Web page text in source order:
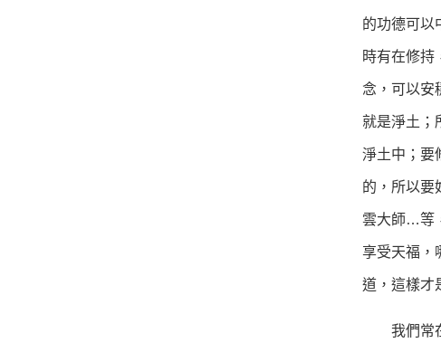
的功德可以
時有在修持
念，可以安
就是淨土；
淨土中；要
的，所以要
雲大師…等
享受天福，
道，這樣才
我們常在